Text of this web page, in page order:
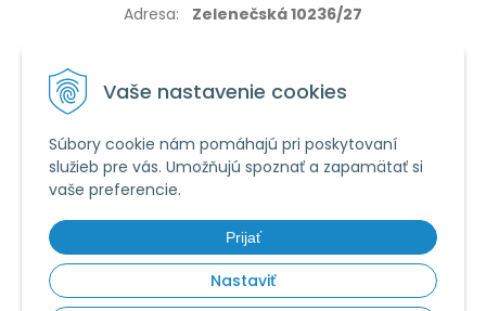
Vaše nastavenie cookies
Súbory cookie nám pomáhajú pri poskytovaní
služieb pre vás. Umožňujú spoznať a zapamätať si
vaše preferencie.
Prijať
Nastaviť
Adresa: Zelenečská 10236/27
VŠETKO O NÁKUPE
Používanie cookies
Obchodné podmienky